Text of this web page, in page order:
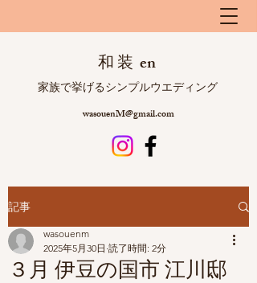
和 装 en
​ 家族で挙げるシンプルウエディング
wasouenM@gmail.com
記事
３月 伊豆の国市 江川邸
wasouenm
2025年5月30日 読了時間: 2分